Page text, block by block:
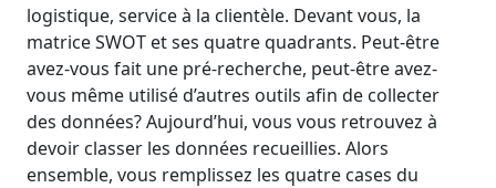
logistique, service à la clientèle. Devant vous, la
matrice SWOT et ses quatre quadrants. Peut-être
avez-vous fait une pré-recherche, peut-être avez-
vous même utilisé d’autres outils afin de collecter
des données? Aujourd’hui, vous vous retrouvez à
devoir classer les données recueillies. Alors
ensemble, vous remplissez les quatre cases du